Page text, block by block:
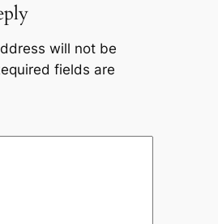
will not be
fields are